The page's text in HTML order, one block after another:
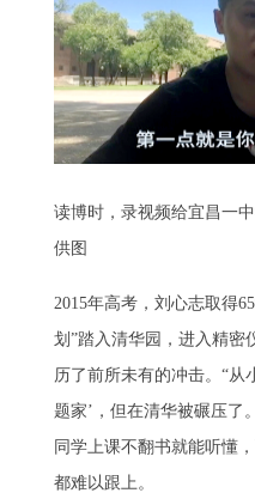
读博时，录视频给宜昌一
供图
2015年高考，刘心志取得
划”踏入清华园，进入精密
历了前所未有的冲击。“从
题家’，但在清华被碾压了
同学上课不翻书就能听懂
都难以跟上。